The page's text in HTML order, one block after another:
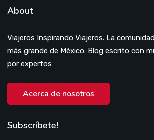
About
Viajeros Inspirando Viajeros. La
más grande de México. Blog escrito con
por expertos
Acerca de nosotros
Subscríbete!